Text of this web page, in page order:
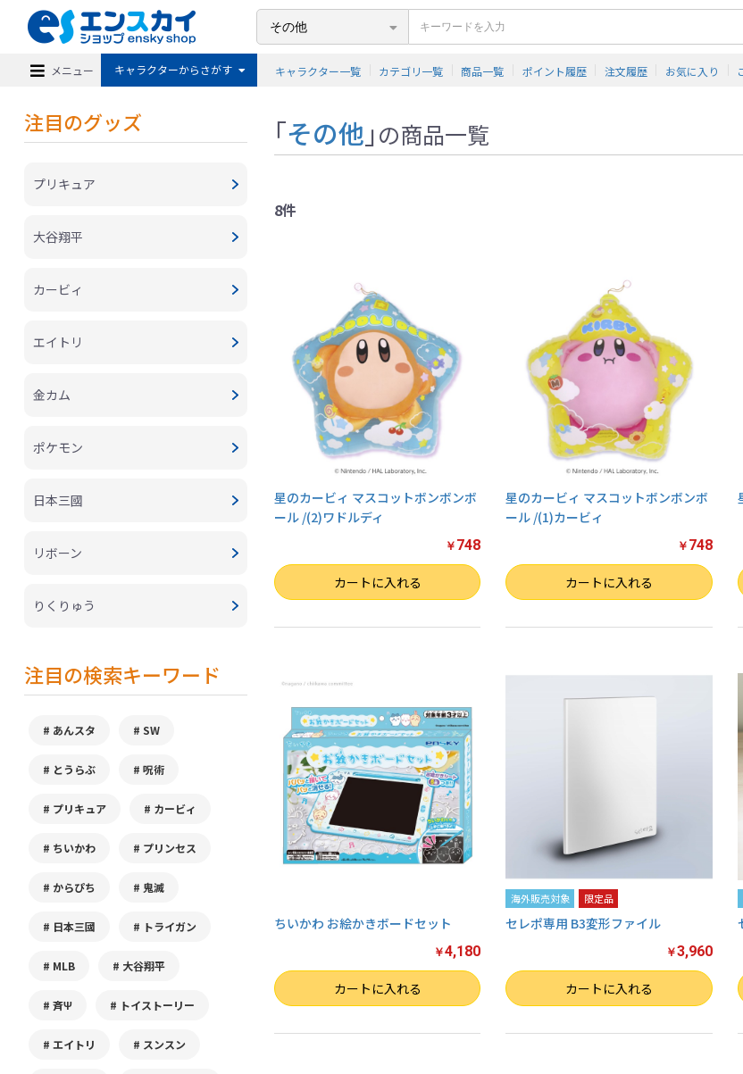
メニュー キャラクターからさがす キャラクター一覧 カテゴリ一覧 商品一覧 ポイント履歴 注文履歴 お気に入り
注目のグッズ
プリキュア
大谷翔平
カービィ
エイトリ
金カム
ポケモン
日本三國
リボーン
りくりゅう
注目の検索キーワード
あんスタ SW
とうらぶ 呪術
プリキュア カービィ
ちいかわ プリンセス
からぴち 鬼滅
日本三國 トライガン
MLB 大谷翔平
斉Ψ トイストーリー
エイトリ スンスン
「その他 」の商品一覧
8件
星のカービィ マスコットボンボンボ
ール /(2)ワドルディ
￥ 748
数量 カートに入れる
星のカービィ マスコットボンボンボ
ール /(1)カービィ
￥ 748
数量 カートに入れる
ちいかわ お絵かきボードセット
￥4,180
数量 カートに入れる
海外販売対象 限定品
セレポ専用 B3変形ファイル
￥3,960
数量 カートに入れる